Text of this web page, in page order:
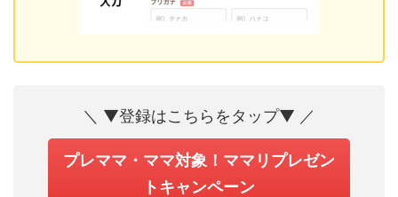
＼ ▼登録はこちらをタップ▼ ／
プレママ・ママ対象！ママリプレゼン
トキャンペーン